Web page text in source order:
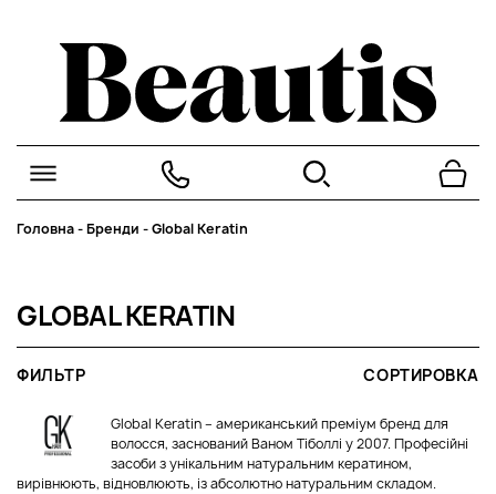
Головна-Бренди -Global Keratin
GLOBAL KERATIN
ФИЛЬТР СОРТИРОВКА
Global Keratin – американський преміум бренд для
волосся, заснований Ваном Тіболлі у 2007. Професійні
засоби з унікальним натуральним кератином,
вирівнюють, відновлюють, із абсолютно натуральним складом.